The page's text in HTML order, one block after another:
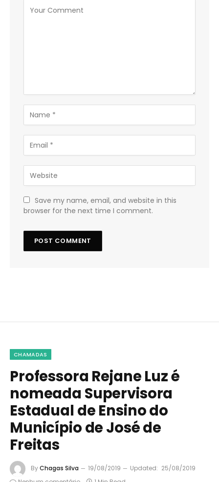
Save my name, email, and website in this
browser for the next time I comment.
CHAMADAS
Professora Rejane Luz é
nomeada Supervisora
Estadual de Ensino do
Município de José de
Freitas
ByChagas Silva 19/08/2019 Updated: 25/08/2019